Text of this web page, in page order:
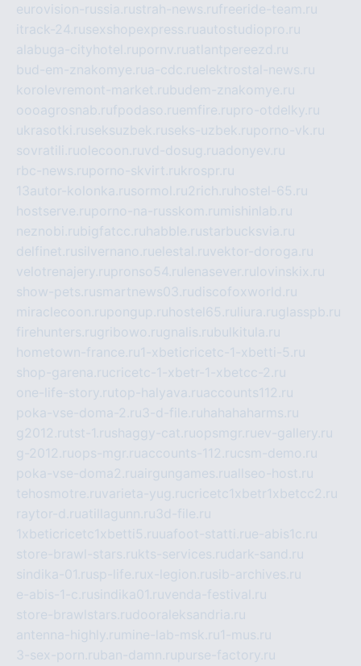
eurovision-russia.rustrah-news.rufreeride-team.ru
itrack-24.rusexshopexpress.ruautostudiopro.ru
alabuga-cityhotel.rupornv.ruatlantpereezd.ru
bud-em-znakomye.rua-cdc.ruelektrostal-news.ru
korolevremont-market.rubudem-znakomye.ru
oooagrosnab.rufpodaso.ruemfire.rupro-otdelky.ru
ukrasotki.ruseksuzbek.ruseks-uzbek.ruporno-vk.ru
sovratili.ruolecoon.ruvd-dosug.ruadonyev.ru
rbc-news.ruporno-skvirt.rukrospr.ru
13autor-kolonka.rusormol.ru2rich.ru hostel-65.ru
hostserve.ruporno-na-russkom.ru mishinlab.ru
neznobi.rubigfatcc.ru habble.rustarbucksvia.ru
delfinet.rusilvernano.ruelestal.ruvektor-doroga.ru
velotrenajery.rupronso54.ru lenasever.ru lovinskix.ru
show-pets.rusmartnews03.rudiscofoxworld.ru
miraclecoon.rupongup.ru hostel65.ru liura.ruglasspb.ru
firehunters.rugribowo.rugnalis.rubulkitula.ru
hometown-france.ru1-xbeticricetc-1-xbetti-5.ru
shop-garena.rucricetc-1-xbetr-1-xbetcc-2.ru
one-life-story.rutop-halyava.ruaccounts112.ru
poka-vse-doma-2.ru3-d-file.ru hahahaharms.ru
g2012.rutst-1.rushaggy-cat.ruopsmgr.ruev-gallery.ru
g-2012.ruops-mgr.ruaccounts-112.rucsm-demo.ru
poka-vse-doma2.ruairgungames.ruallseo-host.ru
tehosmotre.ruvarieta-yug.rucricetc1xbetr1xbetcc2.ru
raytor-d.ruatillagunn.ru3d-file.ru
1xbeticricetc1xbetti5.ruuafoot-statti.rue-abis1c.ru
store-brawl-stars.rukts-services.rudark-sand.ru
sindika-01.rusp-life.rux-legion.rusib-archives.ru
e-abis-1-c.rusindika01.ruvenda-festival.ru
store-brawlstars.rudooraleksandria.ru
antenna-highly.ru mine-lab-msk.ru1-mus.ru
3-sex-porn.ruban-damn.rupurse-factory.ru